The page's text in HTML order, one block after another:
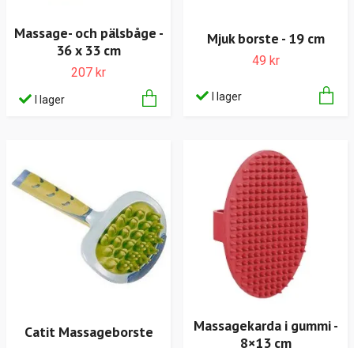
Massage- och pälsbåge -
36 x 33 cm
207 kr
I lager
Mjuk borste - 19 cm
49 kr
I lager
Catit Massageborste
Massagekarda i gummi -
8×13 cm